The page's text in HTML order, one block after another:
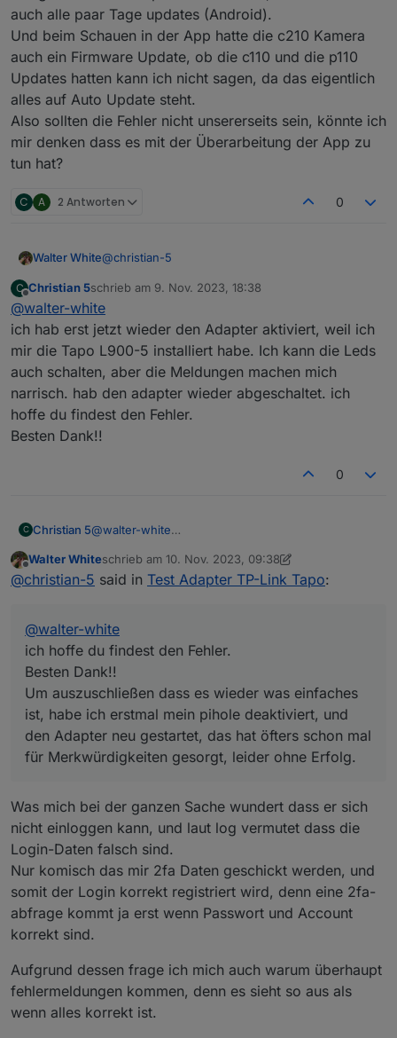
TypeError: Cannot read properties of undefined
(reading 'find')
2023-11-08 16:49:22.872 - warn: tapo.0 (80229)
TypeError: Cannot read properties of undefined
(reading 'find')
2023-11-08 16:49:32.878 - warn: tapo.0 (80229)
TypeError: Cannot read properties of undefined
(reading 'find')
Kann mir jemand einen Tip geben?
auch alle paar Tage updates (Android).
Und beim Schauen in der App hatte die c210 Kamera
auch ein Firmware Update, ob die c110 und die p110
Updates hatten kann ich nicht sagen, da das eigentlich
alles auf Auto Update steht.
Also sollten die Fehler nicht unsererseits sein, könnte ich
mir denken dass es mit der Überarbeitung der App zu
tun hat?
C A 2 Antworten 0
Walter White@christian-5
Seit wann habt ihr die Probleme?
Habe das leider erst jetzt bemerkt, aber es gab ja
Änderung an der tapo-app, diese ist ja jetzt
designtechnisch komplett überarbeitet, und
bekommt auch alle paar Tage updates (Android).
Und beim Schauen in der App hatte die c210
Kamera auch ein Firmware Update, ob die c110
und die p110 Updates hatten kann ich nicht sagen,
C
Offline
Christian 5schrieb am 9. Nov. 2023, 18:38
zuletzt editiert von
@walter-white
ich hab erst jetzt wieder den Adapter aktiviert, weil ich
mir die Tapo L900-5 installiert habe. Ich kann die Leds
auch schalten, aber die Meldungen machen mich
narrisch. hab den adapter wieder abgeschaltet. ich
hoffe du findest den Fehler.
Besten Dank!!
0
C Christian 5@walter-white
ich mir die Tapo L900-5 installiert habe. Ich kann die
Leds auch schalten, aber die Meldungen machen
Besten Dank!!
Offline
Walter Whiteschrieb am 10. Nov. 2023, 09:38
zuletzt editiert von Walter White11. Okt. 2023, 10:47
@christian-5 said in Test Adapter TP-Link Tapo:
@walter-white
ich hoffe du findest den Fehler.
Besten Dank!!
Um auszuschließen dass es wieder was einfaches
ist, habe ich erstmal mein pihole deaktiviert, und
den Adapter neu gestartet, das hat öfters schon mal
für Merkwürdigkeiten gesorgt, leider ohne Erfolg.
Was mich bei der ganzen Sache wundert dass er sich
nicht einloggen kann, und laut log vermutet dass die
Login-Daten falsch sind.
Nur komisch das mir 2fa Daten geschickt werden, und
somit der Login korrekt registriert wird, denn eine 2fa-
abfrage kommt ja erst wenn Passwort und Account
korrekt sind.
Aufgrund dessen frage ich mich auch warum überhaupt
fehlermeldungen kommen, denn es sieht so aus als
wenn alles korrekt ist.